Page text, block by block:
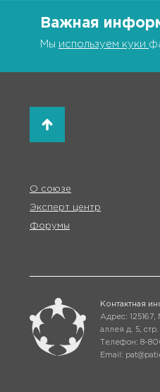
Важная
Мы используем куки
О союзе
Эксперт центр
Форумы
Контактная
Адрес:
аллея д. 5, стр.
Телефон: 8-
Email: